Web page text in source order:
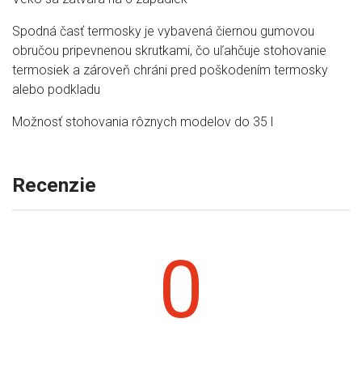
Spodná časť termosky je vybavená čiernou gumovou
obručou pripevnenou skrutkami, čo uľahčuje stohovanie
termosiek a zároveň chráni pred poškodením termosky
alebo podkladu
Možnosť stohovania rôznych modelov do 35 l
Recenzie
0